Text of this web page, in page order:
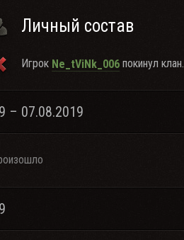
Личный состав
Игрок Ne_tViNk_006 покинул клан.
– 07.08.2019